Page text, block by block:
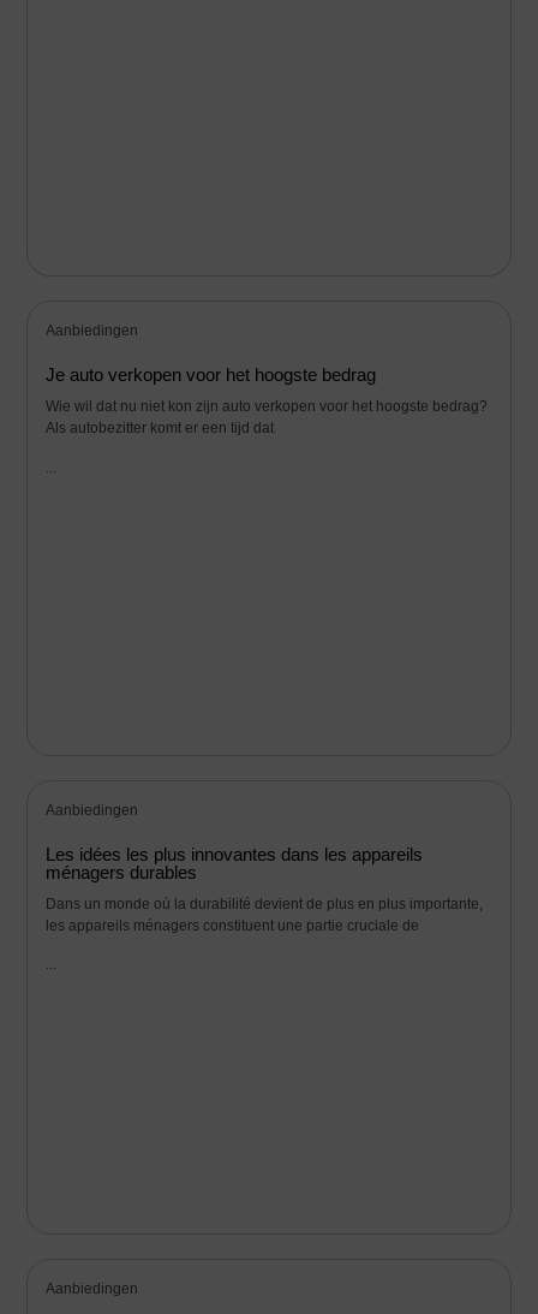
Aanbiedingen
Je auto verkopen voor het hoogste bedrag
Wie wil dat nu niet kon zijn auto verkopen voor het hoogste bedrag?
Als autobezitter komt er een tijd dat
Aanbiedingen
Les idées les plus innovantes dans les appareils
ménagers durables
Dans un monde où la durabilité devient de plus en plus importante,
les appareils ménagers constituent une partie cruciale de
...
Aanbiedingen